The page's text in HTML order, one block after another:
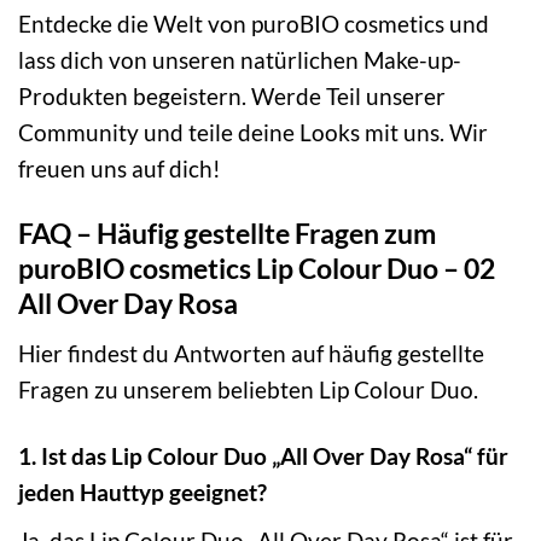
Entdecke die Welt von puroBIO cosmetics und
lass dich von unseren natürlichen Make-up-
Produkten begeistern. Werde Teil unserer
Community und teile deine Looks mit uns. Wir
freuen uns auf dich!
FAQ – Häufig gestellte Fragen zum
puroBIO cosmetics Lip Colour Duo – 02
All Over Day Rosa
Hier findest du Antworten auf häufig gestellte
Fragen zu unserem beliebten Lip Colour Duo.
1. Ist das Lip Colour Duo „All Over Day Rosa“ für
jeden Hauttyp geeignet?